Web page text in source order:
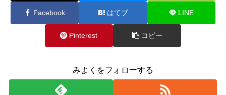
Facebook はてブ LINE
Pinterest コピー
みよくをフォローする